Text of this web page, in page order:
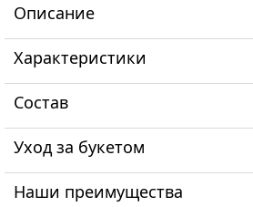
Описание
Характеристики
Состав
Уход за букетом
Наши преимущества